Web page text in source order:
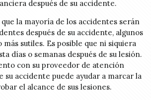
después de su accidente.
la mayoría de los accidentes serán
después de su accidente, algunos
más sutiles. Es posible que ni siquiera
días o semanas después de su lesión.
con su proveedor de atención
su accidente puede ayudar a marcar la
el alcance de sus lesiones.